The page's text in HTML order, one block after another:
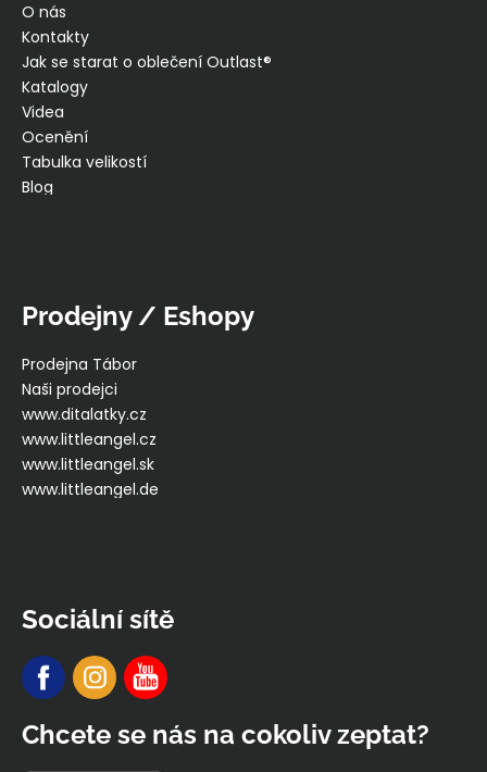
O nás
Kontakty
Jak se starat o oblečení Outlast®
Katalogy
Videa
Ocenění
Tabulka velikostí
Blog
Prodejny / Eshopy
Prodejna Tábor
Naši prodejci
www.ditalatky.cz
www.littleangel.cz
www.littleangel.sk
www.littleangel.de
Sociální sítě
Chcete se nás na cokoliv zeptat?